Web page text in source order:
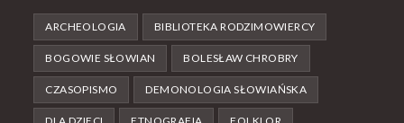
ARCHEOLOGIA BIBLIOTEKA RODZIMOWIERCY
BOGOWIE SŁOWIAN BOLESŁAW CHROBRY
CZASOPISMO DEMONOLOGIA SŁOWIAŃSKA